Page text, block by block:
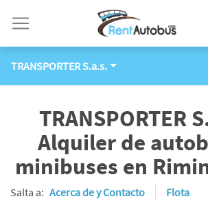
TRANSPORTER S.a.s.
TRANSPORTER
Alquiler de
minibuses en
Salta a: Acerca de y Contacto Flota